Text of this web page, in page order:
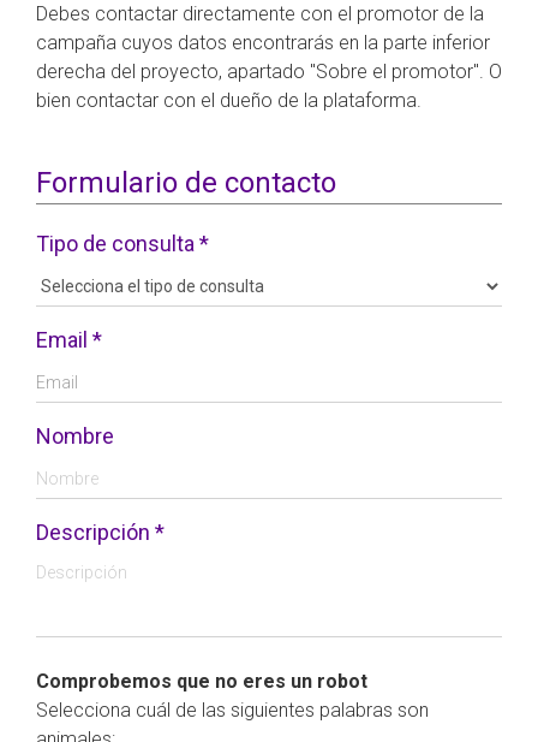
Debes contactar directamente con el promotor de la
campaña cuyos datos encontrarás en la parte inferior
derecha del proyecto, apartado "Sobre el promotor". O
bien contactar con el dueño de la plataforma.
Formulario de contacto
Tipo de consulta *
Email *
Nombre
Descripción *
Comprobemos que no eres un robot
Selecciona cuál de las siguientes palabras son